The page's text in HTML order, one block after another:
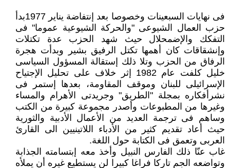
فى نهايات السبعينات وخصوصا بعد إنتفاضة يناير 1977بدأ
حزب العمال الشيوعى "والحركة الشيوعية عموما" فى
التفكك والإضمحلال حيث شهد الحزب عدة تكتلات
وإنشقاقات كان أهمها تكتل الرفيق بشير وبدأت هجرة
الرفاق من الحزب وتلا ذلك إستقالة المسؤول السياسى
خليل كلفت عام 1982 إثر خلاف على تحليل الإجتياح
الإسرائيلى للبنان وموقف المقاومة، بعدها إستمر فى
نشرأفكاره بمجلة "الطريق" وجريدتى الأهرام والمساء
وغيرها من المطبوعات وأصدر مجموعة كبيرة من الكتب
وساهم فى ترجمة العديد من الأعمال الأدبية والثورية
حيث أعاد تقديم كثير من الأدباء اللاتينيين الى القارئ
العربى وتعمق فى الكتابة حول اللغة.
غاب عنّا ذلك الفارس النبيل وأخذ معه إبتسامته الجذابة
وتواضعه الجم تاركا فراغا كبيرا لن يستطيع غيره أن يملأه